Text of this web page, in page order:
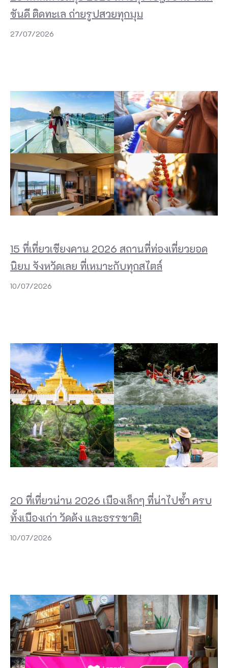
ชันดี ติดทะเล ถ่ายรูปสวยทุกมุม
27/07/2026
15 ที่เที่ยวเชียงคาน 2026 สถานที่ท่องเที่ยวยอด
นิยม จังหวัดเลย ที่เหมาะกับทุกสไตล์
10/07/2026
20 ที่เที่ยวน่าน 2026 เมืองเล็กๆ ที่น่าไปซ้ำ ครบ
ทั้งเมืองเก่า วัดดัง และธรรชาติ!
10/07/2026